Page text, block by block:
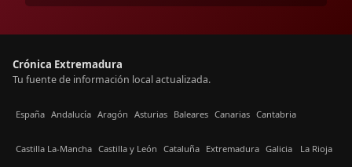
Crónica Extremadura
Tu fuente de información local actualizada.
España Andalucía Aragón Asturias Baleares Canarias Cantabria
Castilla La-Mancha Castilla y León Cataluña Extremadura Galicia La Rioja